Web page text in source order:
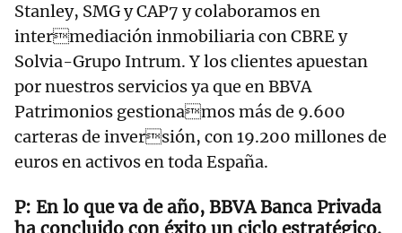
Stanley, SMG y CAP7 y colaboramos en
intermediación inmobiliaria con CBRE y
Solvia-Grupo Intrum. Y los clientes apuestan
por nuestros servicios ya que en BBVA
Patrimonios gestionamos más de 9.600
carteras de inversión, con 19.200 millones de
euros en activos en toda España.
En lo que va de año, BBVA Banca Privada